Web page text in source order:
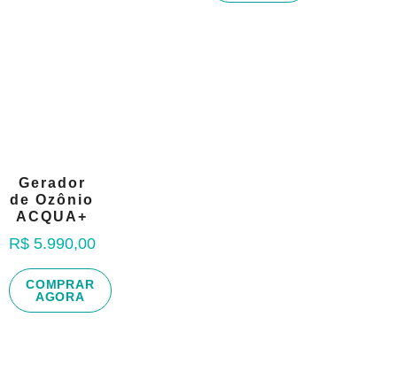
Gerador
de Ozônio
ACQUA+
R$ 5.990,00
COMPRAR
AGORA